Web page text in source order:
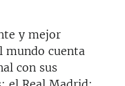
y mejor
mundo cuenta
con sus